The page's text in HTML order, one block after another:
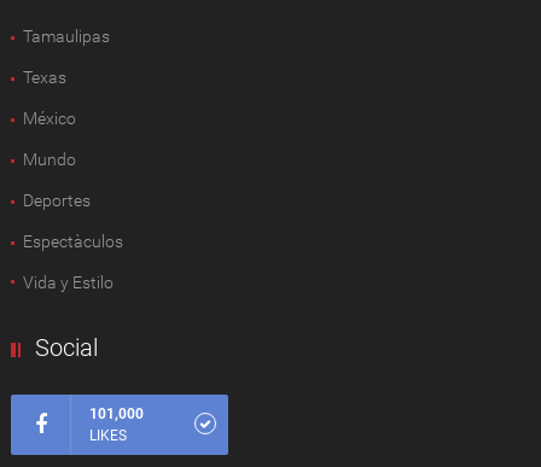
Tamaulipas
Texas
México
Mundo
Deportes
Espectàculos
Vida y Estilo
Social
101,000
LIKES